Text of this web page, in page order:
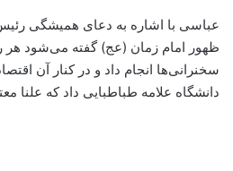
عباسی با اشاره به دعای همیشگی
ظهور امام زمان (عج) گفته می‌شود هر
سخنرانی‌ها انجام داد و در کنار آن
دانشگاه علامه طباطبایی داد که علنا